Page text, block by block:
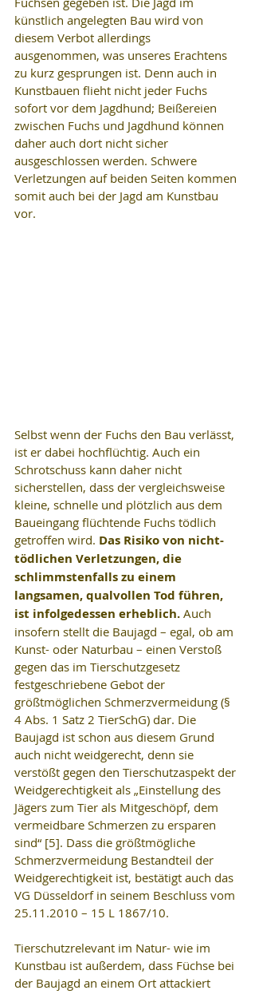
künstlich angelegten Bau wird von
diesem Verbot allerdings
ausgenommen, was unseres Erachtens
zu kurz gesprungen ist. Denn auch in
Kunstbauen flieht nicht jeder Fuchs
sofort vor dem Jagdhund; Beißereien
zwischen Fuchs und Jagdhund können
daher auch dort nicht sicher
ausgeschlossen werden. Schwere
Verletzungen auf beiden Seiten kommen
somit auch bei der Jagd am Kunstbau
vor.
Selbst wenn der Fuchs den Bau verlässt,
ist er dabei hochflüchtig. Auch ein
Schrotschuss kann daher nicht
sicherstellen, dass der vergleichsweise
kleine, schnelle und plötzlich aus dem
Baueingang flüchtende Fuchs tödlich
getroffen wird. Das Risiko von nicht-
tödlichen Verletzungen, die
schlimmstenfalls zu einem
langsamen, qualvollen Tod führen,
ist infolgedessen erheblich. Auch
insofern stellt die Baujagd – egal, ob am
Kunst- oder Naturbau – einen Verstoß
gegen das im Tierschutzgesetz
festgeschriebene Gebot der
größtmöglichen Schmerzvermeidung (§
4 Abs. 1 Satz 2 TierSchG) dar. Die
Baujagd ist schon aus diesem Grund
auch nicht weidgerecht, denn sie
verstößt gegen den Tierschutzaspekt der
Weidgerechtigkeit als „Einstellung des
Jägers zum Tier als Mitgeschöpf, dem
vermeidbare Schmerzen zu ersparen
sind“ [5]. Dass die größtmögliche
Schmerzvermeidung Bestandteil der
Weidgerechtigkeit ist, bestätigt auch das
VG Düsseldorf in seinem Beschluss vom
25.11.2010 – 15 L 1867/10.
Tierschutzrelevant im Natur- wie im
Kunstbau ist außerdem, dass Füchse bei
der Baujagd an einem Ort attackiert